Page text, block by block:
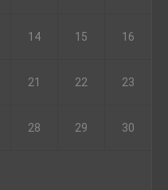
14 15 16
21 22 23
28 29 30